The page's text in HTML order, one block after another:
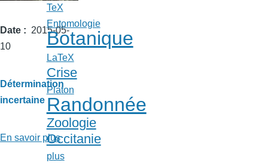
Date
2015-05-
10
Détermination
incertaine
En savoir plussur
Ramalina
TeX
Entomologie
Botanique
LaTeX
Crise
Platon
Randonnée
Zoologie
Occitanie
plus